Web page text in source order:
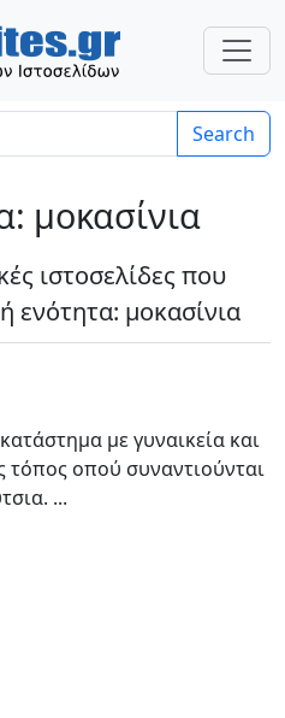
Search
μοκασίνια
ιστοσελίδες που
ενότητα: μοκασίνια
με γυναικεία και
οπού συναντιούνται
...